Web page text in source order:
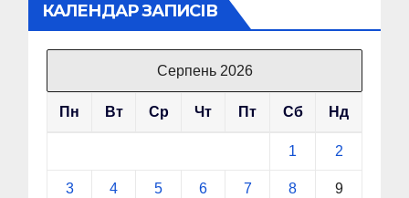
КАЛЕНДАР ЗАПИСІВ
Серпень 2026
Пн Вт Ср Чт Пт Сб Нд
1 2
3 4 5 6 7 8 9